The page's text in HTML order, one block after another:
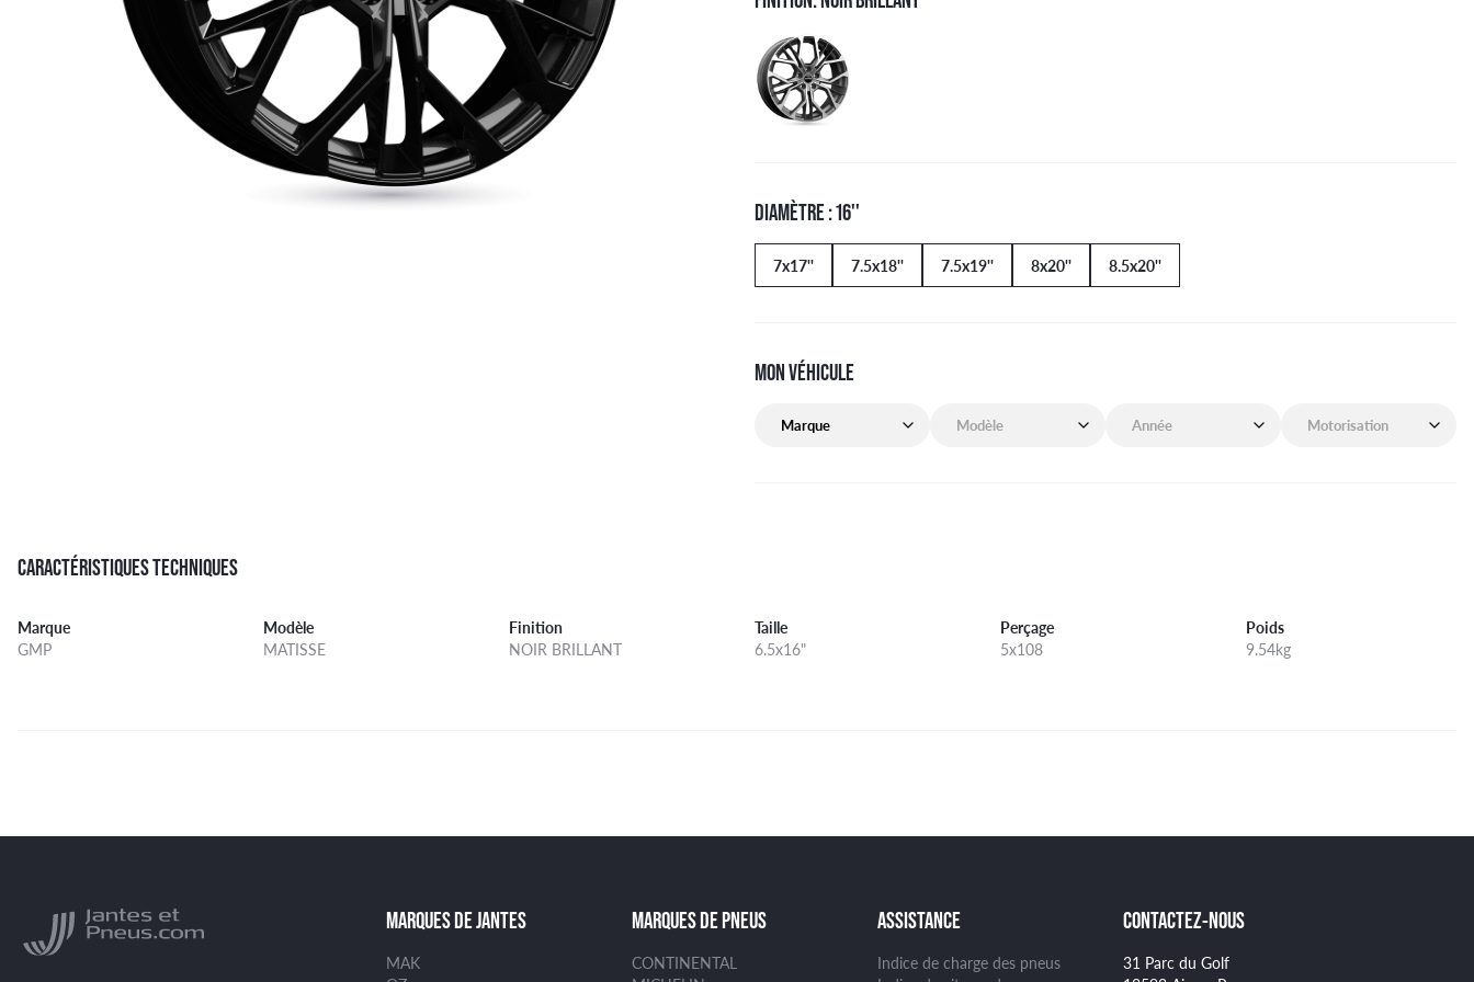
DIAMÈTRE : 16''
7x17'' 7.5x18'' 7.5x19'' 8x20'' 8.5x20''
MON VÉHICULE
CARACTÉRISTIQUES TECHNIQUES
Marque
GMP
Modèle
MATISSE
Finition
NOIR BRILLANT
Taille
6.5x16"
Perçage
5x108
Poids
9.54kg
MARQUES DE JANTES
MAK
MARQUES DE PNEUS
CONTINENTAL
ASSISTANCE
Indice de charge des pneus
CONTACTEZ-NOUS
31 Parc du Golf